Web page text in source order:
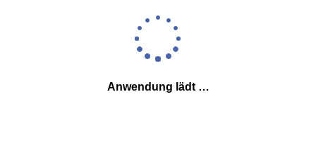
Anwendung lädt …